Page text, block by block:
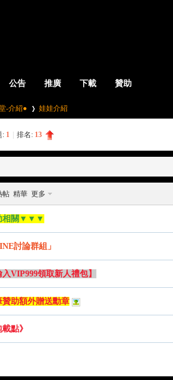
公告 推廣 下載 贊助
-介紹● 娃娃介紹
: 1 排名: 13
帖 精華 更多
相關▼▼▼
討論群組」
入VIP999領取新人禮包】
贊助額外贈送勳章
點》